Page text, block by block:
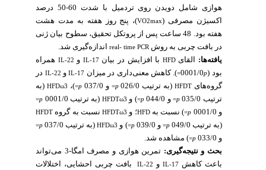
هوازی شامل دویدن روی تردمیل با شدت 60-50 درصد
اکسیژن مصرفی (VO2max)، پنج روز هفته به مدت هشت
هفته بود. 48 ساعت پس از پروتکل تحقیق، سطوح بیان ژنی
در بافت چربی به روشreal- time PCRاندازه‌گیری شد.
یافته‌ها:القایHFDبا افزایش در بیانIL-17و IL-22همراه
بود (0001/0p
=). کاهش معنی‌داری در میزانIL-17و IL-22در
گروه‌هایHFDT(به ترتیب 026/0 p
=و 037/0 p
=)،HFDω3(به
ترتیب 035/0
p
= و 044/0 p
=) و HFDTω3(به ترتیب 0001/0 p
=
p
= ) نسبت بهHFD؛ و HFDTω3نسبت به گروه‌HFDT
(به ترتیب 049/0 p
=و 039/0 p
=) و HFDω3(به ترتیب 037/0 p
=
p
=) مشاهده شد.
بحث و نتیجه‌گیری:
تمرین هوازی و مصرف امگا-3 می‌تواند
باعث کاهشIL-17وIL-22
بافت چربی احشایی، اختلالات